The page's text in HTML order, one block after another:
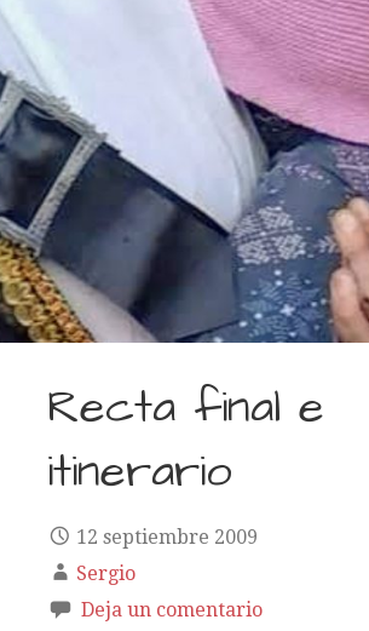
Recta final e
itinerario
12 septiembre 2009
Sergio
Deja un comentario